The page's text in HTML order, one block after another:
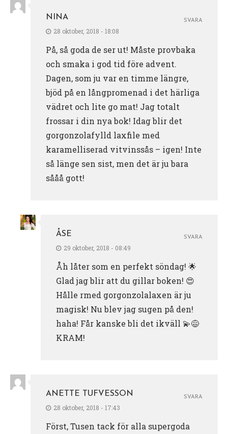
NINA
28 oktober, 2018 - 18:08
På, så goda de ser ut! Måste provbaka
och smaka i god tid före advent.
Dagen, som ju var en timme längre,
bjöd på en långpromenad i det härliga
vädret och lite go mat! Jag totalt
frossar i din nya bok! Idag blir det
gorgonzolafylld laxfile med
karamelliserad vitvinssås – igen! Inte
så länge sen sist, men det är ju bara
sååå gott!
SVARA
ÅSE
29 oktober, 2018 - 08:49
Åh låter som en perfekt söndag! 🌟
Glad jag blir att du gillar boken! 😍
Hålle rmed gorgonzolalaxen är ju
magisk! Nu blev jag sugen på den!
haha! Får kanske bli det ikväll 💫😅
KRAM!
SVARA
ANETTE TUFVESSON
28 oktober, 2018 - 17:43
Först, Tusen tack för alla supergoda
SVARA